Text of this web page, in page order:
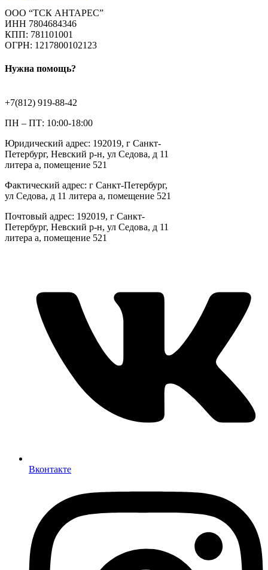
ООО “ТСК АНТАРЕС”
ИНН 7804684346
КПП: 781101001
ОГРН: 1217800102123
Нужна помощь?
+7(812) 919-88-42
ПН – ПТ: 10:00-18:00
Юридический адрес: 192019, г Санкт-
Петербург, Невский р-н, ул Седова, д 11
литера а, помещение 521
Фактический адрес: г Санкт-Петербург,
ул Седова, д 11 литера а, помещение 521
Почтовый адрес: 192019, г Санкт-
Петербург, Невский р-н, ул Седова, д 11
литера а, помещение 521
Вконтакте